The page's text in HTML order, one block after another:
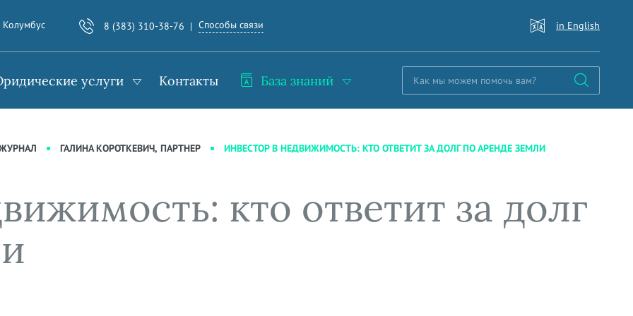
Колумбус 8 (383) 310-38-76 Способы связи in English
услуги Контакты База знаний
ГАЛИНА КОРОТКЕВИЧ, ПАРТНЕР ИНВЕСТОР В НЕДВИЖИМОСТЬ: КТО ОТВЕТИТ ЗА ДОЛГ ПО АРЕНДЕ ЗЕМЛИ
кто ответит за долг